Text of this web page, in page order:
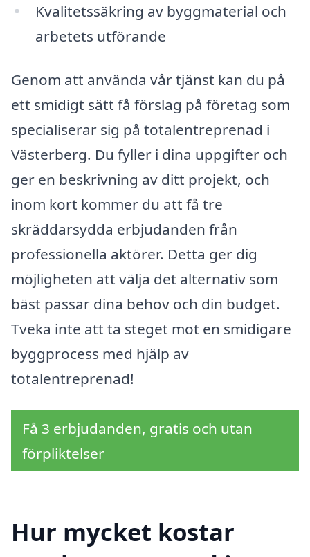
Kvalitetssäkring av byggmaterial och
arbetets utförande
Genom att använda vår tjänst kan du på
ett smidigt sätt få förslag på företag som
specialiserar sig på totalentreprenad i
Västerberg. Du fyller i dina uppgifter och
ger en beskrivning av ditt projekt, och
inom kort kommer du att få tre
skräddarsydda erbjudanden från
professionella aktörer. Detta ger dig
möjligheten att välja det alternativ som
bäst passar dina behov och din budget.
Tveka inte att ta steget mot en smidigare
byggprocess med hjälp av
totalentreprenad!
Få 3 erbjudanden, gratis och utan
förpliktelser
Hur mycket kostar